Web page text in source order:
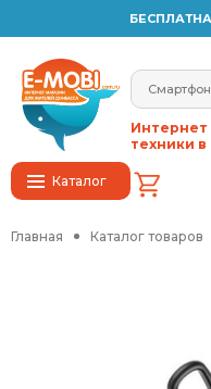
Каталог
Интернет
техники
Главная Каталог товаров